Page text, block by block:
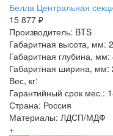
Белла Центральная
15 877 ₽
Производитель: BTS
Габаритная высота, мм:
Габаритная глубина, мм:
Габаритная ширина, мм:
Вес, кг:
Гарантийный срок мес.:
Страна: Россия
Материалы: ЛДСП/МДФ
+